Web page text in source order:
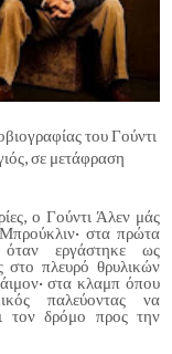
του Γούντι
σε μετάφραση
ο Γούντι Άλεν μάς
στα πρώτα
όταν εργάστηκε ως
στο πλευρό θρυλικών
στα κλαμπ όπου
παλεύοντας να
τον δρόμο προς την